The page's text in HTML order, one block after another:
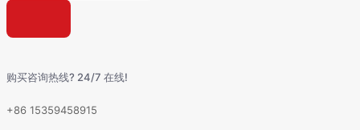
购买咨询热线? 24/7 在线!
+86 15359458915